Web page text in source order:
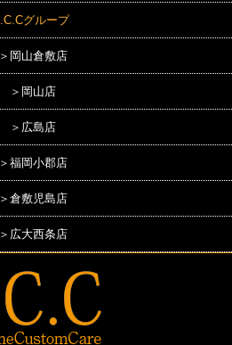
I.C.Cグループ
＞岡山倉敷店
＞岡山店
＞広島店
＞福岡小郡店
＞倉敷児島店
＞広大西条店